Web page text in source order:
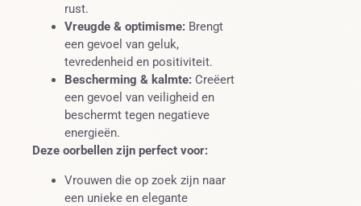
rust.
Vreugde & optimisme: Brengt
een gevoel van geluk,
tevredenheid en positiviteit.
Bescherming & kalmte: Creëert
een gevoel van veiligheid en
beschermt tegen negatieve
energieën.
Deze oorbellen zijn perfect voor:
Vrouwen die op zoek zijn naar
een unieke en elegante